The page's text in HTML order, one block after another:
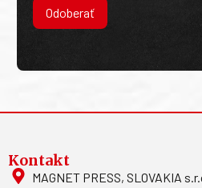
Odoberať
Kontakt
MAGNET PRESS, SLOVAKIA